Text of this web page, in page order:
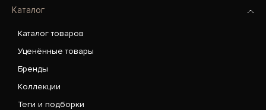
Каталог
Каталог товаров
Уценённые товары
Бренды
Коллекции
Теги и подборки